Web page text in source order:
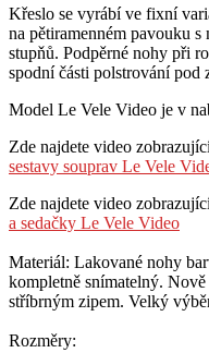
Křeslo se vyrábí ve fixní
na pětiramenném pavouku
stupňů. Podpěrné nohy při
spodní části polstrování pod
Model Le Vele Video je v
Zde najdete video
sestavy souprav Le Vele
Zde najdete video
a sedačky Le Vele Video
Materiál: Lakované nohy
kompletně snímatelný.
stříbrným zipem. Velký
Rozměry: